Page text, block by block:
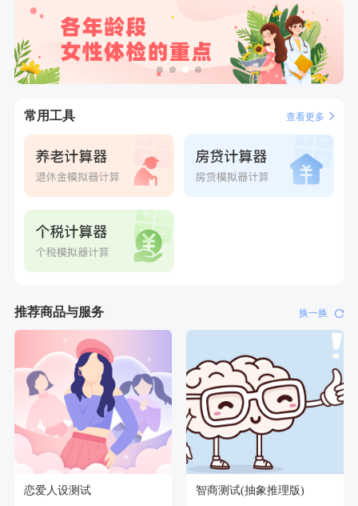
成功预约了女性健康套餐二档
7分钟前
陈**
成功预约了精英体检套餐
7分钟前
谭**
购买了中粮可益康红豆薏米粉500g
购买了姚朵朵-1000g粗粮生活礼盒
常用工具 查看更多
推荐商品与服务 换一换
恋爱人设测试 智商测试(抽象推理版)